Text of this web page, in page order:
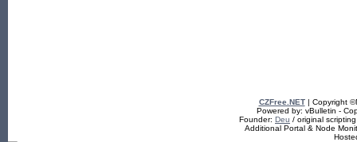
CZFree.NET| Copyright
Powered by: vBulletin -
Founder: Deu / original
Additional Portal & Node